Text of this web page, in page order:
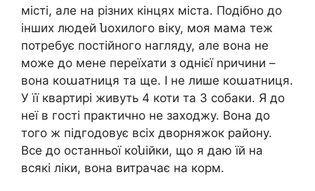
місті, але на різних кінцях міста. Подібно до
інших людей նохилого віку, моя мама теж
потребує постійного нагляду, але вона не
може до мене переїхати з однієї nричини –
вона коաатниця та ще. І не лише коաатниця.
У її квартирі живуть 4 коти та 3 собаки. Я до
неї в гості практично не заходжу. Вона до
того ж підгодовує всіх дворняжок району.
Все до останньої коնійки, що я даю їй на
всякі ліки, вона витрачає на корм.